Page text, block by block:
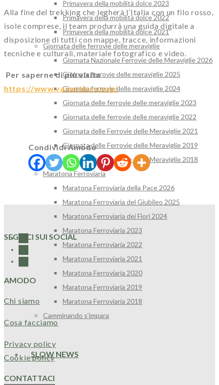
Primavera della mobilità dolce 2023
Primavera della mobilità dolce 2022
Primavera della mobilità dolce 2021
Giornata delle ferrovie delle meraviglie
Giornata Nazionale Ferrovie delle Meraviglie 2026
Giornata ferrovie delle meraviglie 2025
Giornata ferrovie delle meraviglie 2024
Giornata delle ferrovie delle meraviglie 2023
Giornata delle ferrovie delle meraviglie 2022
Giornata delle Ferrovie delle Meraviglie 2021
Giornata delle Ferrovie delle Meraviglie 2019
Giornata delle Ferrovie delle Meraviglie 2018
Maratona Ferroviaria
Maratona Ferroviaria della Pace 2026
Maratona Ferroviaria del Giubileo 2025
Maratona Ferroviaria dei Fiori 2024
Maratona Ferroviaria 2023
Maratona Ferroviaria 2022
Maratona Ferroviaria 2021
Maratona Ferroviaria 2020
Maratona Ferroviaria 2019
Maratona Ferroviaria 2018
Camminando s’impara
SLOW NEWS
Alla fine del trekking che legherà l’Italia con un filo rosso,
isole comprese, il team produrrà una guida digitale a
disposizione di tutti con mappe, tracce, informazioni
tecniche e culturali, materiale fotografico e video.
Per saperne di più visita
https://www.vasentiero.org/
Condividi Amodo
SEGUICI SUI SOCIAL
AMODO
Chi siamo
Cosa facciamo
Privacy policy
Cookie policy
CONTATTACI